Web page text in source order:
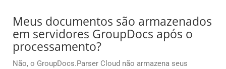
Meus documentos são armazenados
em servidores GroupDocs após o
processamento?
Não, o GroupDocs.Parser Cloud não armazena seus